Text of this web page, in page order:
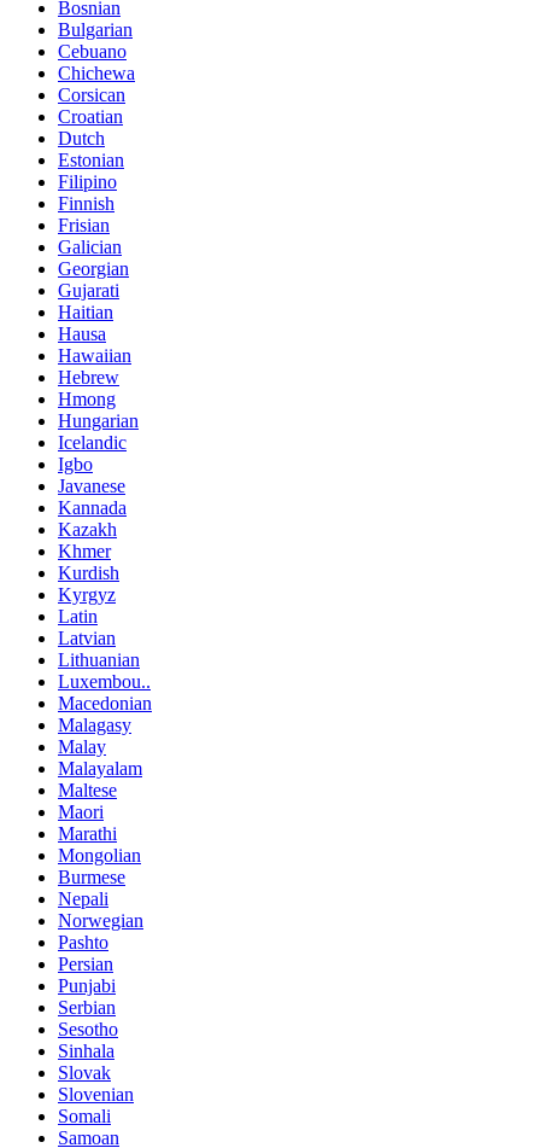
Bosnian
Bulgarian
Cebuano
Chichewa
Corsican
Croatian
Dutch
Estonian
Filipino
Finnish
Frisian
Galician
Georgian
Gujarati
Haitian
Hausa
Hawaiian
Hebrew
Hmong
Hungarian
Icelandic
Igbo
Javanese
Kannada
Kazakh
Khmer
Kurdish
Kyrgyz
Latin
Latvian
Lithuanian
Luxembou..
Macedonian
Malagasy
Malay
Malayalam
Maltese
Maori
Marathi
Mongolian
Burmese
Nepali
Norwegian
Pashto
Persian
Punjabi
Serbian
Sesotho
Sinhala
Slovak
Slovenian
Somali
Samoan